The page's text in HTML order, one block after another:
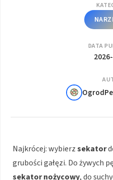
DATA
Najkrócej: wybierzsekator
grubości gałęzi. Do żywych
sekator nożycowy, do